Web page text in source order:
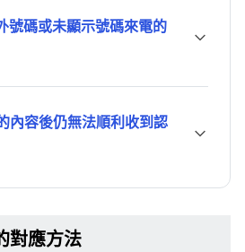
號碼或未顯示號碼來電的
內容後仍無法順利收到認
對應方法